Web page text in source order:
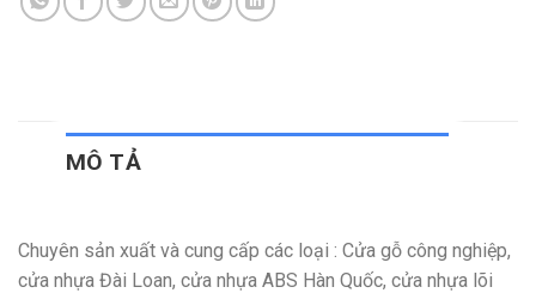
MÔ TẢ
Chuyên sản xuất và cung cấp các loại : Cửa gỗ công nghiệp,
cửa nhựa Đài Loan, cửa nhựa ABS Hàn Quốc, cửa nhựa lõi